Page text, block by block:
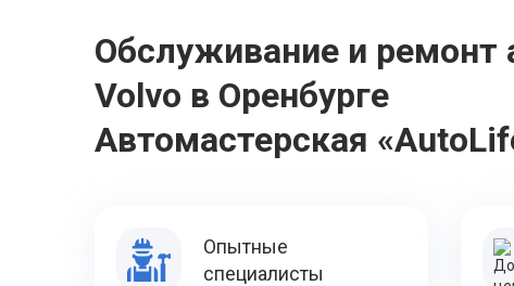
Обслуживание и ремонт
Volvo в Оренбурге
Автомастерская
Опытные
специалисты